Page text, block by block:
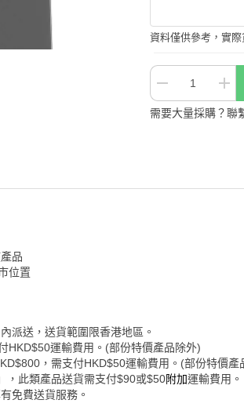
資料僅供參考，實
需要大量採購？聯
品
位置
派送，送貨範圍限香港地區。
HKD$50運輸費用。(部份特價產品除外)
，需支付HKD$50運輸費用。(部份特價產
，此類產品送貨需支付$90或$50附加運輸費用。
免費送貨服務。